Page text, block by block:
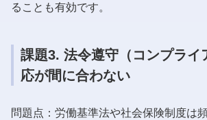
ることも有効です。
課題3. 法令遵守（コンプライ
応が間に合わない
問題点：労働基準法や社会保険制度は